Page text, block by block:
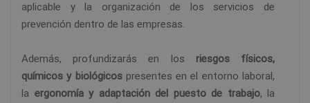
aplicable y la organización de los servicios de
prevención dentro de las empresas.
Además, profundizarás en los riesgos físicos,
químicos y biológicospresentes en el entorno laboral,
la ergonomía y adaptación del puesto de trabajo, la